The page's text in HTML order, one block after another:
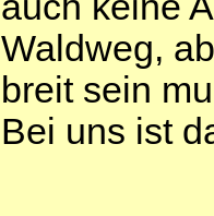
Waldweg,
breit sein
Bei uns ist